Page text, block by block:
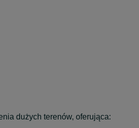
dużych terenów, oferująca: